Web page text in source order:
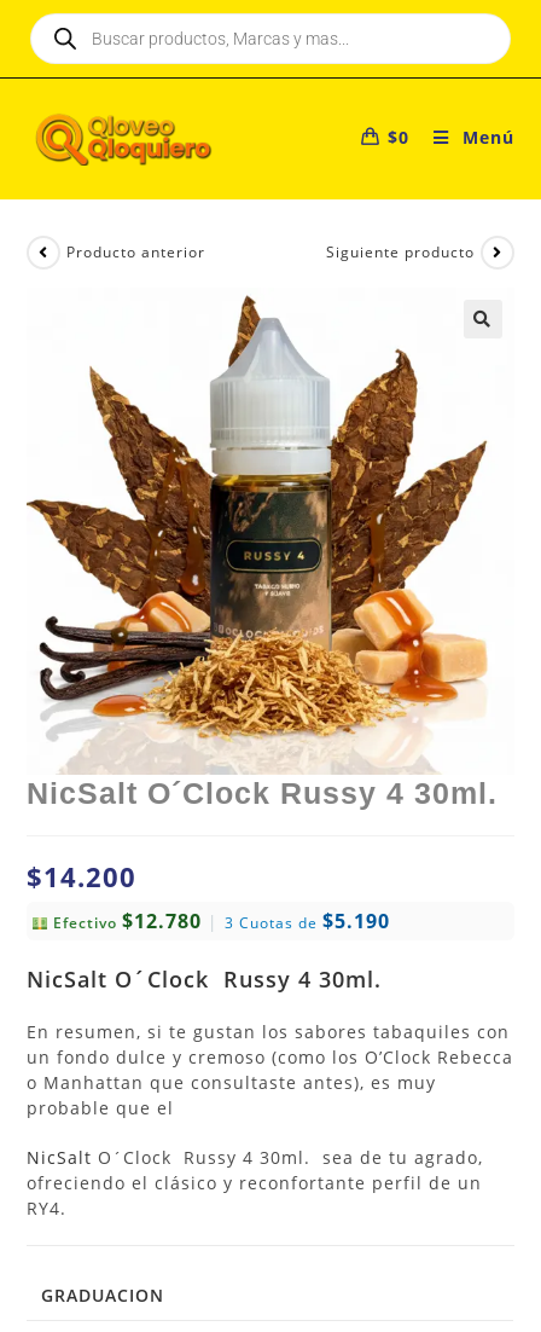
$0 Menú
Producto anterior Siguiente producto
NicSalt O´Clock Russy 4 30ml.
$14.200
Efectivo$12.780 | 3 Cuotas de$5.190
NicSalt O´Clock Russy 4 30ml.
En resumen, si te gustan los sabores tabaquiles con
un fondo dulce y cremoso (como los O’Clock Rebecca
o Manhattan que consultaste antes), es muy
probable que el
NicSalt O´Clock Russy 4 30ml. sea de tu agrado,
ofreciendo el clásico y reconfortante perfil de un
RY4.
GRADUACION